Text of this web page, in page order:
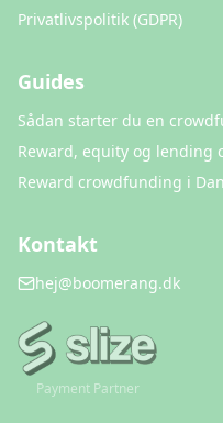
Privatlivspolitik (GDPR)
Guides
Sådan starter du en
Reward, equity og lending
Reward crowdfunding i
Kontakt
hej@boomerang.dk
Payment Partner